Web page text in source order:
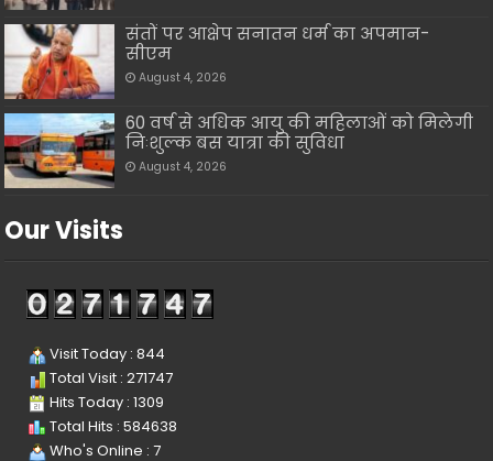
संतों पर आक्षेप सनातन धर्म का अपमान-
सीएम
August 4, 2026
60 वर्ष से अधिक आयु की महिलाओं को मिलेगी
निःशुल्क बस यात्रा की सुविधा
August 4, 2026
Our Visits
Visit Today : 844
Total Visit : 271747
Hits Today : 1309
Total Hits : 584638
Who's Online : 7